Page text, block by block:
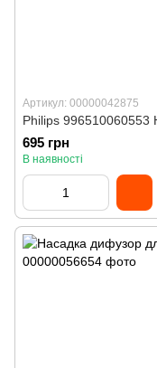
Артикул: 00000042875
Philips
695 грн
В наявності